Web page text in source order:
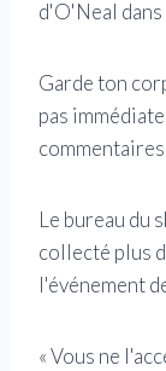
d'O'Neal
Garde ton
pas
Le bureau du
collecté plus
l'événement
« Vous ne